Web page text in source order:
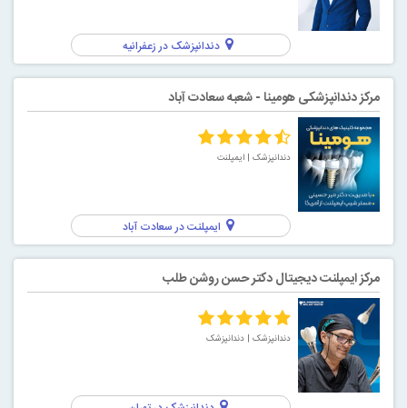
دندانپزشک در زعفرانیه
مرکز دندانپزشکی هومینا - شعبه سعادت آباد
دندانپزشک | ایمپلنت
ایمپلنت در سعادت آباد
مرکز ایمپلنت دیجیتال دکتر حسن روشن طلب
دندانپزشک | دندانپزشک